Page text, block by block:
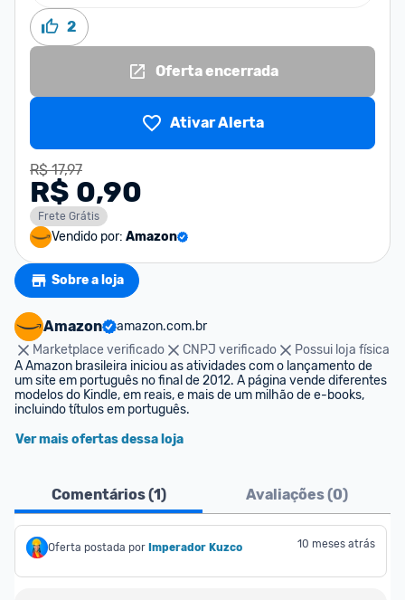
2
Oferta encerrada
Ativar Alerta
R$ 17,97
R$ 0,90
Frete Grátis
Vendido por: Amazon
Sobre a loja
Amazon
amazon.com.br
Marketplace verificado
CNPJ verificado
Possui loja física
A Amazon brasileira iniciou as atividades com o lançamento de
um site em português no final de 2012. A página vende diferentes
modelos do Kindle, em reais, e mais de um milhão de e-books,
incluindo títulos em português.
Ver mais ofertas dessa loja
Comentários (1) Avaliações (0)
Oferta postada por Imperador Kuzco 10 meses atrás